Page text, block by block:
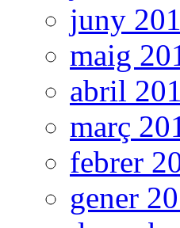
juny
maig
abril
març
febrer
gener